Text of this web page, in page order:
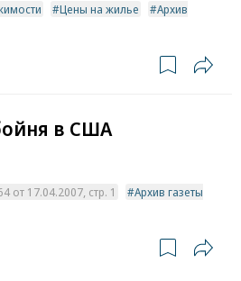
Цены на жилье
Архив
в США
от 17.04.2007, стр. 1
Архив газеты